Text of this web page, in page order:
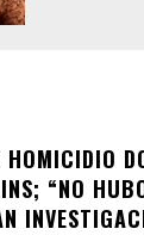
HOMICIDIO
“NO